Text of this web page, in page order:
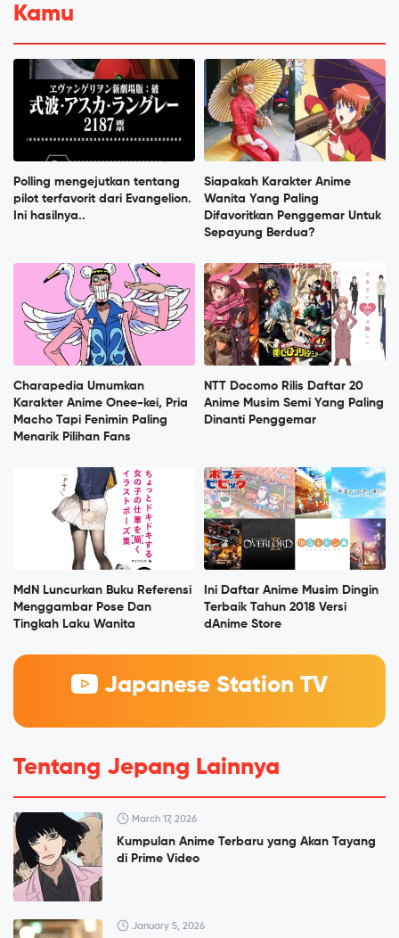
Kamu
Polling mengejutkan tentang
pilot terfavorit dari Evangelion.
Ini hasilnya..
Siapakah Karakter Anime
Wanita Yang Paling
Difavoritkan Penggemar Untuk
Sepayung Berdua?
Charapedia Umumkan
Karakter Anime Onee-kei, Pria
Macho Tapi Fenimin Paling
Menarik Pilihan Fans
NTT Docomo Rilis Daftar 20
Anime Musim Semi Yang Paling
Dinanti Penggemar
MdN Luncurkan Buku Referensi
Menggambar Pose Dan
Tingkah Laku Wanita
Ini Daftar Anime Musim Dingin
Terbaik Tahun 2018 Versi
dAnime Store
Japanese Station TV
Tentang Jepang Lainnya
March 17, 2026
Kumpulan Anime Terbaru yang Akan Tayang
di Prime Video
January 5, 2026